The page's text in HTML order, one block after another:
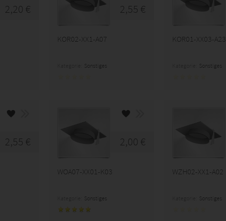
2,20 € 2,55 €
KOR02-XX1-A07
Sonstiges
KOR01-XX03-A23
Sonstiges
2,55 € 2,00 €
WOA07-XX01-K03
Sonstiges
WZH02-XX1-A02
Sonstiges